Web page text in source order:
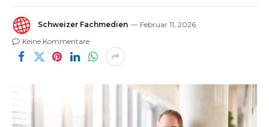
Schweizer Fachmedien
Februar 11, 2026
Keine Kommentare